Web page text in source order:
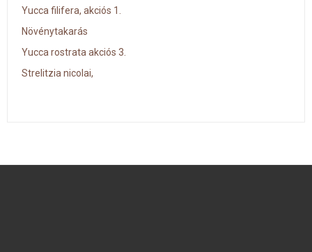
Yucca filifera, akciós 1.
Növénytakarás
Yucca rostrata akciós 3.
Strelitzia nicolai,